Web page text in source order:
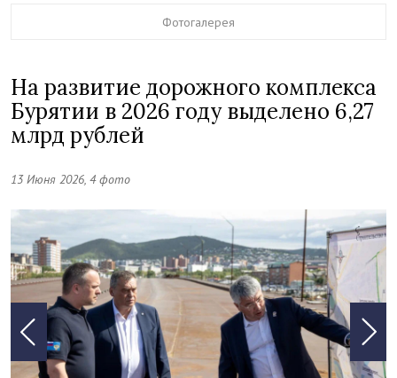
На развитие дорожного комплекса
Бурятии в 2026 году выделено 6,27
млрд рублей
13 Июня 2026, 4 фото
Фотогалерея